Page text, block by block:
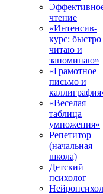
чтение
«Интенсив-
курс: быстро
читаю и
запоминаю»
«Грамотное
письмо и
«Веселая
таблица
умножения»
Репетитор
(начальная
школа)
Детский
психолог